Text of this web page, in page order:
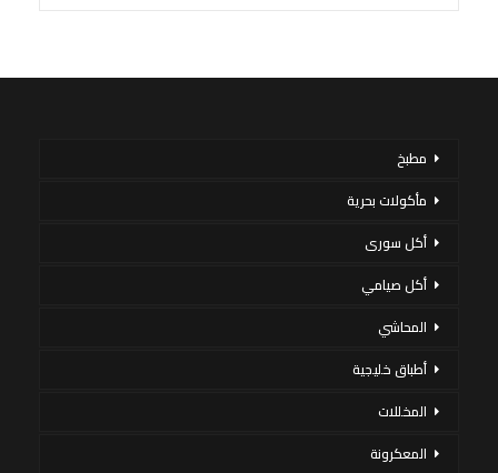
مطبخ
مأكولات بحرية
أكل سورى
أكل صيامي
المحاشي
أطباق خليجية
المخللات
المعكرونة